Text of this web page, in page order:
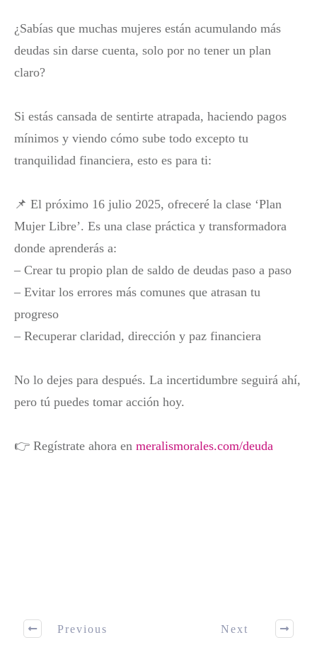
¿Sabías que muchas mujeres están acumulando más
deudas sin darse cuenta, solo por no tener un plan
claro?
Si estás cansada de sentirte atrapada, haciendo pagos
mínimos y viendo cómo sube todo excepto tu
tranquilidad financiera, esto es para ti:
📌 El próximo 16 julio 2025, ofreceré la clase ‘Plan
Mujer Libre’. Es una clase práctica y transformadora
donde aprenderás a:
– Crear tu propio plan de saldo de deudas paso a paso
– Evitar los errores más comunes que atrasan tu
progreso
– Recuperar claridad, dirección y paz financiera
No lo dejes para después. La incertidumbre seguirá ahí,
pero tú puedes tomar acción hoy.
👉 Regístrate ahora en meralismorales.com/deuda
Previous Next